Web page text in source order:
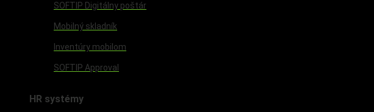
SOFTIP Digitálny poštár
Mobilný skladník
Inventúry mobilom
SOFTIP Approval
HR systémy